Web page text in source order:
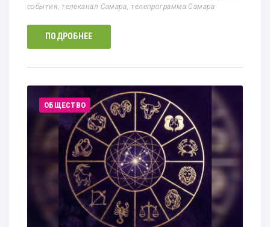
события ,телеканал Самара ,телепрограмма Самара
ПОДРОБНЕЕ
ОБЩЕСТВО